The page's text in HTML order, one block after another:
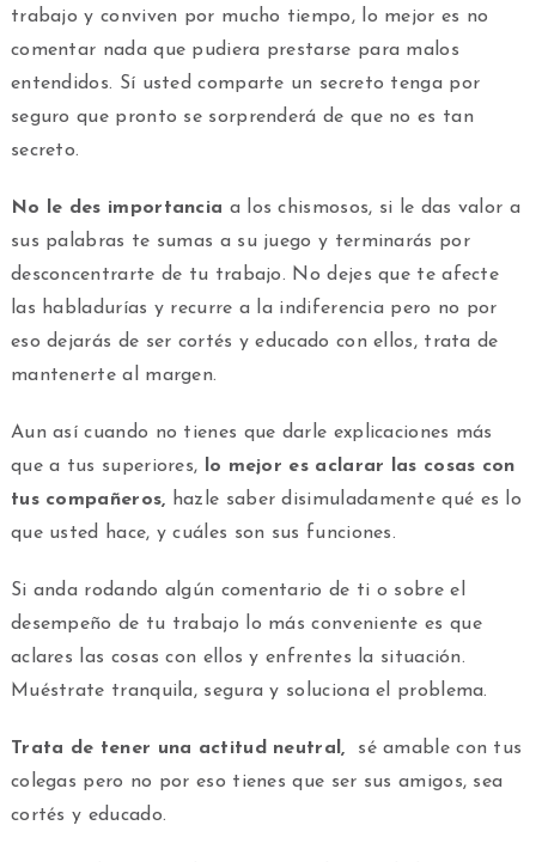
trabajo y conviven por mucho tiempo, lo mejor es no
comentar nada que pudiera prestarse para malos
entendidos. Sí usted comparte un secreto tenga por
seguro que pronto se sorprenderá de que no es tan
secreto.
No le des importancia a los chismosos, si le das valor a
sus palabras te sumas a su juego y terminarás por
desconcentrarte de tu trabajo. No dejes que te afecte
las habladurías y recurre a la indiferencia pero no por
eso dejarás de ser cortés y educado con ellos, trata de
mantenerte al margen.
Aun así cuando no tienes que darle explicaciones más
que a tus superiores,
lo mejor es aclarar las cosas con
tus compañeros, hazle saber disimuladamente qué es lo
que usted hace, y cuáles son sus funciones.
Si anda rodando algún comentario de ti o sobre el
desempeño de tu trabajo lo más conveniente es que
aclares las cosas con ellos y enfrentes la situación.
Muéstrate tranquila, segura y soluciona el problema.
Trata de tener una actitud neutral, sé amable con tus
colegas pero no por eso tienes que ser sus amigos, sea
cortés y educado.